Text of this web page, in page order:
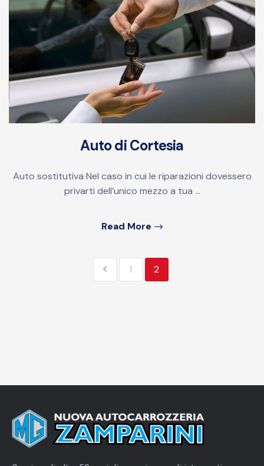
Auto di Cortesia
Auto sostitutiva Nel caso in cui le riparazioni dovessero
privarti dell’unico mezzo a tua ...
Read More
1 2